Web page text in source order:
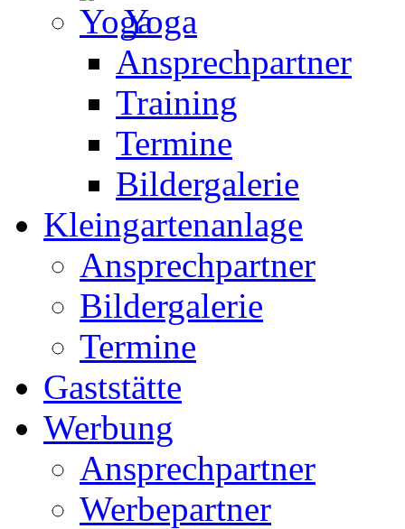
Yoga
Ansprechpartner
Training
Termine
Bildergalerie
Kleingartenanlage
Ansprechpartner
Bildergalerie
Termine
Gaststätte
Werbung
Ansprechpartner
Werbepartner